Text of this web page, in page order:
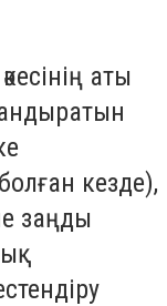
аты
кезде),
заңды